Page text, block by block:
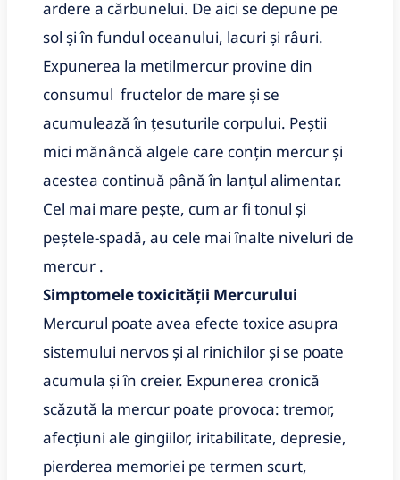
ardere a cărbunelui. De aici se depune pe
sol și în fundul oceanului, lacuri și râuri.
Expunerea la metilmercur provine din
consumul fructelor de mare și se
acumulează în țesuturile corpului. Peștii
mici mănâncă algele care conțin mercur și
acestea continuă până în lanțul alimentar.
Cel mai mare pește, cum ar fi tonul și
peștele-spadă, au cele mai înalte niveluri de
mercur .
Simptomele toxicității Mercurului
Mercurul poate avea efecte toxice asupra
sistemului nervos și al rinichilor și se poate
acumula și în creier. Expunerea cronică
scăzută la mercur poate provoca: tremor,
afecțiuni ale gingiilor, iritabilitate, depresie,
pierderea memoriei pe termen scurt,